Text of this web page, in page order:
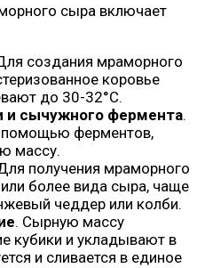
сыра включает
создания мраморного
коровье
до 30-32°C.
и сычужного фермента.
ферментов,
массу.
получения мраморного
более вида сыра, чаще
чеддер или колби.
. Сырную массу
кубики и укладывают в
и сливается в единое